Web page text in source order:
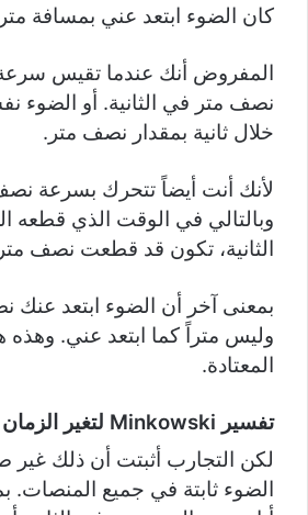
كان الضوء ابتعد عني بمسافة
المفروض أنك عندما تقيس
نصف متر في الثانية. أو الضوء
خلال ثانية بمقدار نصف متر.
لأنك أنت أيضاً تتحرك بسرعة
وبالتالي في الوقت الذي قطعه
الثانية، تكون قد قطعت نصف متر
بمعنى آخر أن الضوء ابتعد
وليس متراً كما ابتعد عني. وهذه
المعتادة.
تفسير Minkowski لتغير الزمان والمكان
لكن التجارب أثبتت أن ذلك
الضوء ثابتة في جميع المنصات.